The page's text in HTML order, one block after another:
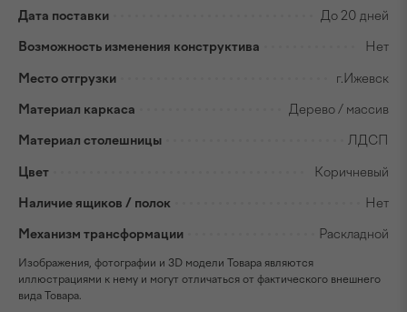
Дата поставки До 20 дней
Возможность изменения конструктива Нет
Место отгрузки г.Ижевск
Материал каркаса Дерево / массив
Материал столешницы ЛДСП
Цвет Коричневый
Наличие ящиков / полок Нет
Механизм трансформации Раскладной
Изображения, фотографии и 3D модели Товара являются
иллюстрациями к нему и могут отличаться от фактического внешнего
вида Товара.